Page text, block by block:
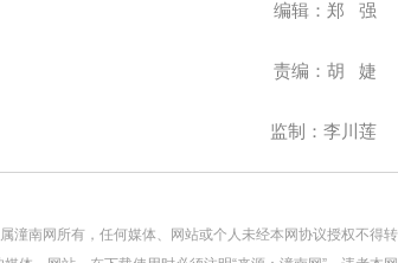
编辑：郑 强
责编：胡 婕
监制：李川莲
潼南网所有，任何媒体、网站或个人未经本网协议授权不得转